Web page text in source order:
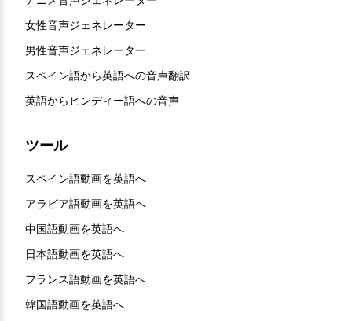
女性音声ジェネレーター
男性音声ジェネレーター
スペイン語から英語への音声翻訳
英語からヒンディー語への音声
ツール
スペイン語動画を英語へ
アラビア語動画を英語へ
中国語動画を英語へ
日本語動画を英語へ
フランス語動画を英語へ
韓国語動画を英語へ